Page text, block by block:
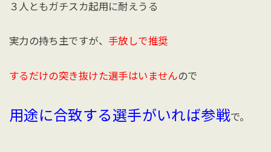
３人ともガチスカ起用に耐えうる
実力の持ち主ですが、 手放しで推奨
するだけの突き抜けた選手はいませんので
用途に合致する選手がいれば参戦で。